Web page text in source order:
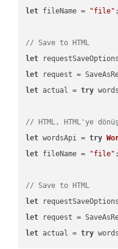
let fileName = "file" ;
// Save to HTML
let
let request =
let actual = try
// HTML, HTML'ye
let wordsApi = try
let fileName = "file" ;
// Save to HTML
let
let request =
let actual = try